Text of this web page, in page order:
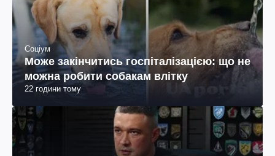
Соціум
Може закінчитись госпіталізацією: що не
можна робити собакам влітку
22 години тому